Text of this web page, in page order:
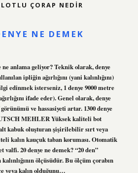
ÇORAP NEDIR
NE DEMEK
ne anlama geliyor? Teknik olarak, denye
ipliğin ağırlığını (yani kalınlığını)
edinmek isterseniz, 1 denye 9000 metre
ifade eder). Genel olarak, denye
ve hassasiyeti artar. 1300 denye
MEHLER Yüksek kaliteli bot
kabuk oluşturan şişirilebilir sırt veya
kalın kauçuk taban koruması. Otomatik
valfi. 20 denye ne demek? “20 den”
ölçüsüdür. Bu ölçüm çorabın
veya kalın olduğunu…